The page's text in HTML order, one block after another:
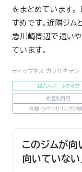
をまとめています
すめです。近隣ジム
急川崎周辺で通い
ています。
ティップネス カワサキテン
総合スポーツクラブ
相互利用可
体験・カウンセリング（有
このジムが向
向いていない